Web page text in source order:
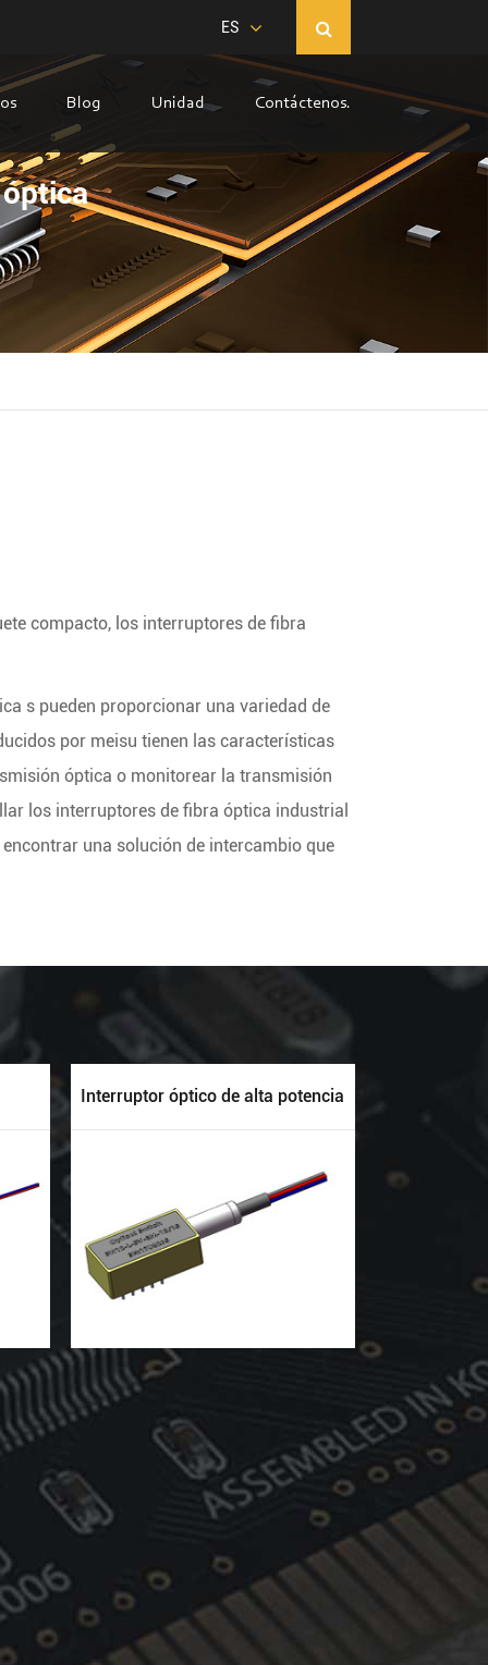
ES
Blog Unidad Contáctenos.
compacto, los interruptores de fibra
s pueden proporcionar una variedad de
por meisu tienen las características
óptica o monitorear la transmisión
los interruptores de fibra óptica industrial
una solución de intercambio que
Interruptor óptico de alta potencia